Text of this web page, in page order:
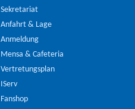
Sekretariat
Anfahrt & Lage
Anmeldung
Mensa & Cafeteria
Vertretungsplan
IServ
Fanshop